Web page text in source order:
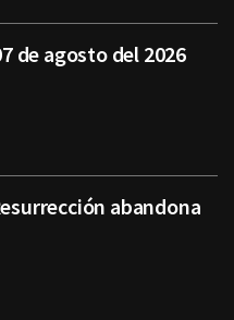
de agosto del 2026
abandona